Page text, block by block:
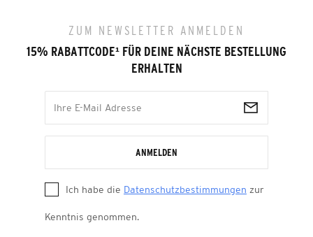
ZUM NEWSLETTER ANMELDEN
15% RABATTCODE¹ FÜR DEINE NÄCHSTE BESTELLUNG
ERHALTEN
ANMELDEN
Ich habe die Datenschutzbestimmungen zur
Kenntnis genommen.